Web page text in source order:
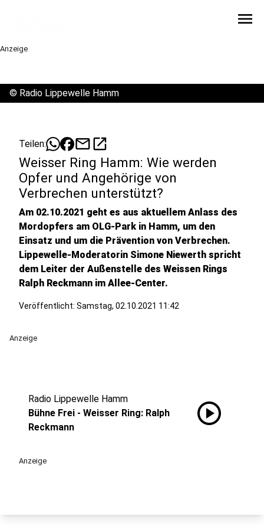
menu
Anzeige
© Radio Lippewelle Hamm
Teilen: mailopen_in_new
Weisser Ring Hamm: Wie werden
Opfer und Angehörige von
Verbrechen unterstützt?
Am 02.10.2021 geht es aus aktuellem Anlass des
Mordopfers am OLG-Park in Hamm, um den
Einsatz und um die Prävention von Verbrechen.
Lippewelle-Moderatorin Simone Niewerth spricht
dem Leiter der Außenstelle des Weissen Rings
Ralph Reckmann im Allee-Center.
Veröffentlicht: Samstag, 02.10.2021 11:42
Anzeige
Radio Lippewelle Hamm
Bühne Frei - Weisser Ring: Ralph
Reckmann
play_circle
Anzeige